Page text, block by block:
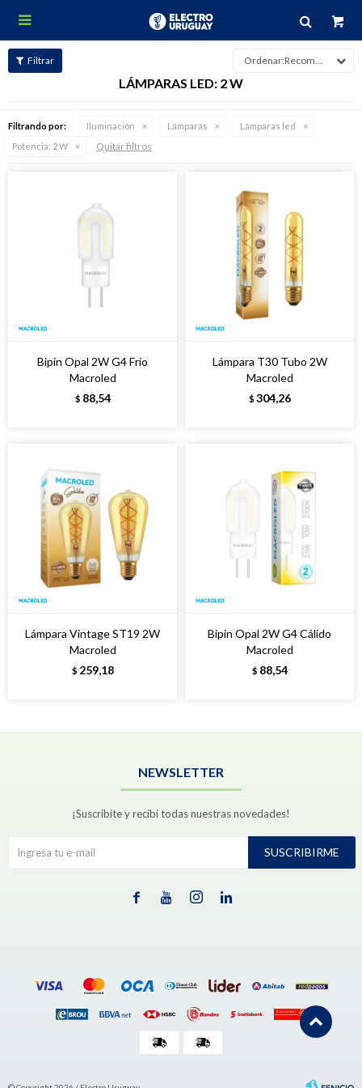

Recomendados
LÁMPARAS LED: 2 W
Filtrando por: Iluminación Lámparas
Lámparas led
Potencia: 2 W Quitar filtros
Bipin Opal 2W G4 Frío
Macroled
$ 88,54
Lámpara T30 Tubo 2W
Macroled
$ 304,26
Lámpara Vintage ST19 2W
Macroled
$ 259,18
Bipin Opal 2W G4 Cálido
Macroled
$ 88,54
NEWSLETTER
¡Suscribite y recibí todas nuestras novedades!
SUSCRIBIRME
   